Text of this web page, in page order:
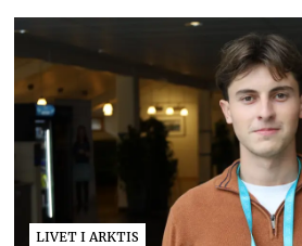
LIVET I ARKTIS